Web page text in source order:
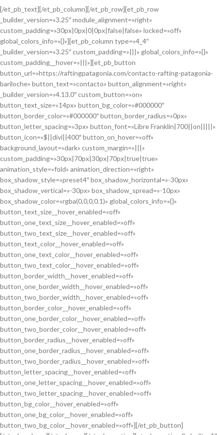
[/et_pb_text][/et_pb_column][/et_pb_row][et_pb_row
_builder_version=»3.25″ module_alignment=»right»
custom_padding=»30px|0px|0|0px|false|false» locked=»off»
global_colors_info=»{}»][et_pb_column type=»4_4″
_builder_version=»3.25″ custom_padding=»|||» global_colors_info=»{}»
custom_padding__hover=»|||»][et_pb_button
button_url=»https://raftingpatagonia.com/contacto-rafting-patagonia-
bariloche» button_text=»contacto» button_alignment=»right»
_builder_version=»4.13.0″ custom_button=»on»
button_text_size=»14px» button_bg_color=»#000000″
button_border_color=»#000000″ button_border_radius=»0px»
button_letter_spacing=»3px» button_font=»Libre Franklin|700||on|||||»
button_icon=»$||divi||400″ button_on_hover=»off»
background_layout=»dark» custom_margin=»|||»
custom_padding=»30px|70px|30px|70px|true|true»
animation_style=»fold» animation_direction=»right»
box_shadow_style=»preset4″ box_shadow_horizontal=»-30px»
box_shadow_vertical=»-30px» box_shadow_spread=»-10px»
box_shadow_color=»rgba(0,0,0,0.1)» global_colors_info=»{}»
button_text_size__hover_enabled=»off»
button_one_text_size__hover_enabled=»off»
button_two_text_size__hover_enabled=»off»
button_text_color__hover_enabled=»off»
button_one_text_color__hover_enabled=»off»
button_two_text_color__hover_enabled=»off»
button_border_width__hover_enabled=»off»
button_one_border_width__hover_enabled=»off»
button_two_border_width__hover_enabled=»off»
button_border_color__hover_enabled=»off»
button_one_border_color__hover_enabled=»off»
button_two_border_color__hover_enabled=»off»
button_border_radius__hover_enabled=»off»
button_one_border_radius__hover_enabled=»off»
button_two_border_radius__hover_enabled=»off»
button_letter_spacing__hover_enabled=»off»
button_one_letter_spacing__hover_enabled=»off»
button_two_letter_spacing__hover_enabled=»off»
button_bg_color__hover_enabled=»off»
button_one_bg_color__hover_enabled=»off»
button_two_bg_color__hover_enabled=»off»][/et_pb_button]